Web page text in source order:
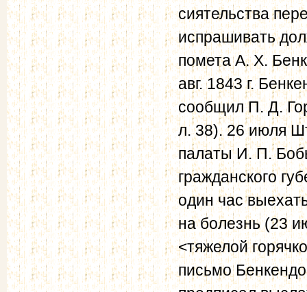
сиятельства
испрашивать
помета А. X.
авг. 1843 г.
сообщил П. Д.
л. 38). 26 июля
палаты И. П.
гражданского
один час
на болезнь (23
<тяжелой
письмо